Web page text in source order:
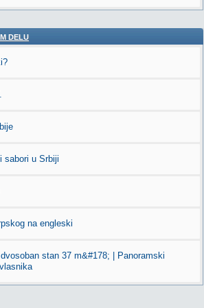
DELU
sabori u Srbiji
na engleski
stan 37 m&#178; | Panoramski